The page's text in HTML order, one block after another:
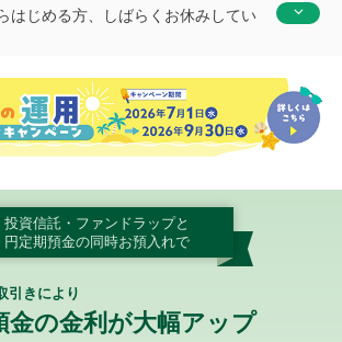
はじめる方、しばらくお休みしてい
投資信託・ファンドラップと
円定期預金の同時お預入れで
引きにより
金の金利が大幅アップ